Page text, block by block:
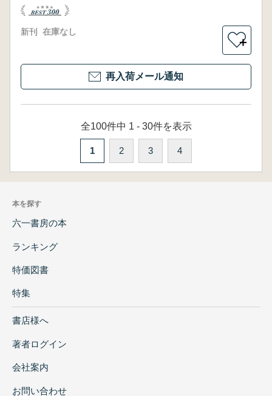
新刊 在庫なし
＋
再入荷メール通知
全100件中 1 - 30件を表示
1 2 3 4
本を探す
六一書房の本
ランキング
特価図書
特集
書店様へ
著者ログイン
会社案内
お問い合わせ